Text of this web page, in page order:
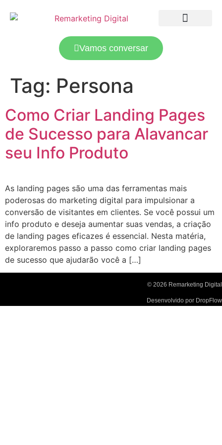
Vamos conversar
Tag: Persona
Como Criar Landing Pages
de Sucesso para Alavancar
seu Info Produto
As landing pages são uma das ferramentas mais
poderosas do marketing digital para impulsionar a
conversão de visitantes em clientes. Se você possui um
info produto e deseja aumentar suas vendas, a criação
de landing pages eficazes é essencial. Nesta matéria,
exploraremos passo a passo como criar landing pages
de sucesso que ajudarão você a […]
© 2026 Remarketing Digital
Desenvolvido por DropFlow